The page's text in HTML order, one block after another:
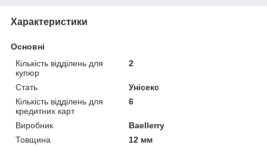
Характеристики
Основні
Кількість відділень для
купюр
2
Стать
Унісекс
Кількість відділень для
кредитних карт
6
Виробник
Baellerry
Товщина
12 мм